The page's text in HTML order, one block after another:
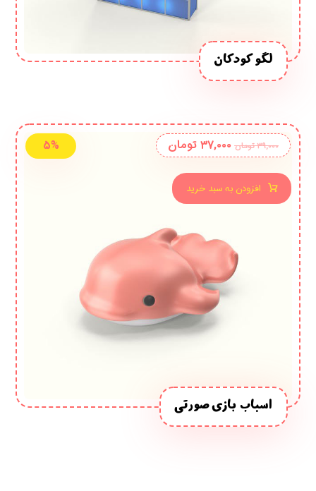
لگو کودکان
اسباب بازی صورتی
۳۹,۰۰۰تومان ۳۷,۰۰۰ تومان ۵%
افزودن به سبد خرید